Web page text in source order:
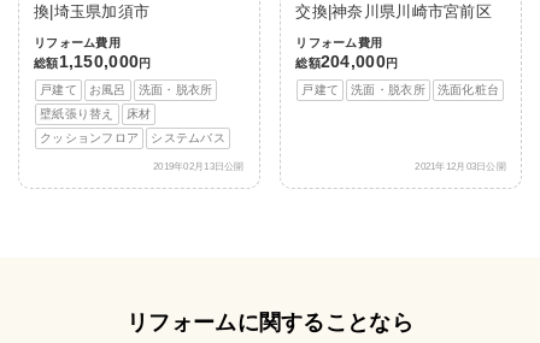
換|埼玉県加須市
リフォーム費用
総額1,150,000円
戸建て
お風呂
洗面・脱衣所
壁紙張り替え
床材
クッションフロア
システムバス
2019年02月13日公開
交換|神奈川県川崎市宮前区
リフォーム費用
総額204,000円
戸建て
洗面・脱衣所 洗面化粧台
2021年12月03日公開
リフォームに関することなら